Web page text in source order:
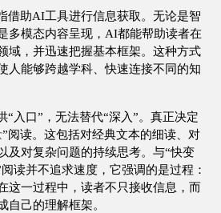
助AI工具进行信息获取。无论是智
多模态内容呈现，AI都能帮助读者在
域，并迅速把握基本框架。这种方式
人能够跨越学科、快速连接不同的知
口”，无法替代“深入”。真正决定
阅读。这包括对经典文本的细读、对
及对复杂问题的持续思考。与“快变
读并不追求速度，它强调的是过程：
这一过程中，读者不只接收信息，而
自己的理解框架。